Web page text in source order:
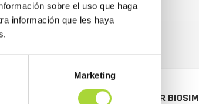
sobre el uso que haga
información que les haya
Marketing
NEWSLETTER BIOSIM